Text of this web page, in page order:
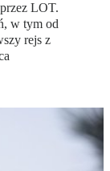
LOT.
w tym od
rejs z